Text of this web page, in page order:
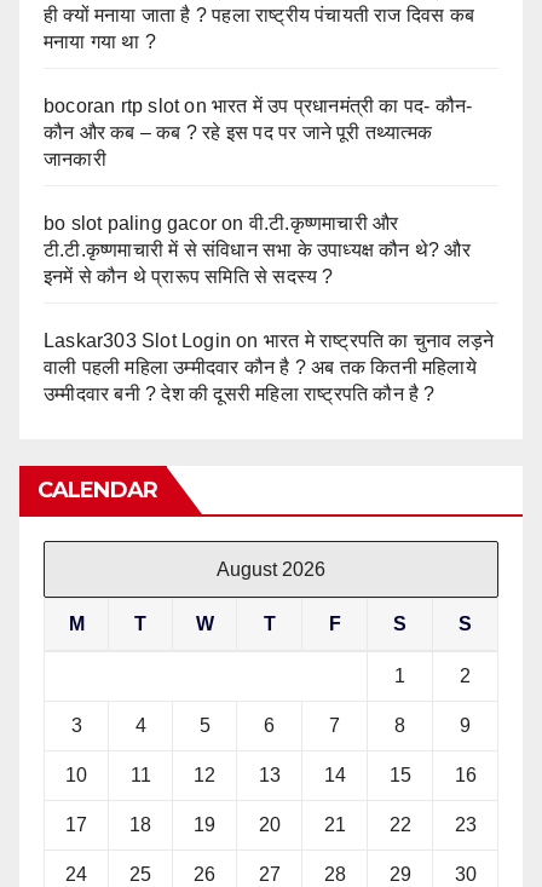
ही क्यों मनाया जाता है ? पहला राष्ट्रीय पंचायती राज दिवस कब
मनाया गया था ?
bocoran rtp slotonभारत में उप प्रधानमंत्री का पद- कौन-
कौन और कब – कब ? रहे इस पद पर जाने पूरी तथ्यात्मक
जानकारी
bo slot paling gacor onवी.टी.कृष्णमाचारी और
टी.टी.कृष्णमाचारी में से संविधान सभा के उपाध्यक्ष कौन थे? और
इनमें से कौन थे प्रारूप समिति से सदस्य ?
Laskar303 Slot Login on भारत मे राष्ट्रपति का चुनाव लड़ने
वाली पहली महिला उम्मीदवार कौन है ? अब तक कितनी महिलाये
उम्मीदवार बनी ? देश की दूसरी महिला राष्ट्रपति कौन है ?
CALENDAR
August 2026
M T W T F S S
1 2
3 4 5 6 7 8 9
10 11 12 13 14 15 16
17 18 19 20 21 22 23
24 25 26 27 28 29 30